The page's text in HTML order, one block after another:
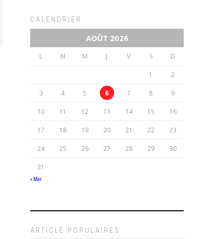
CALENDRIER
AOÛT 2026
L M M J V S D
1 2
3 4 5 6 7 8 9
10 11 12 13 14 15 16
17 18 19 20 21 22 23
24 25 26 27 28 29 30
31
« Mar
ARTICLE POPULAIRES